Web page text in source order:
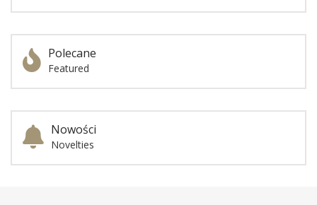
Polecane
Featured
Nowości
Novelties